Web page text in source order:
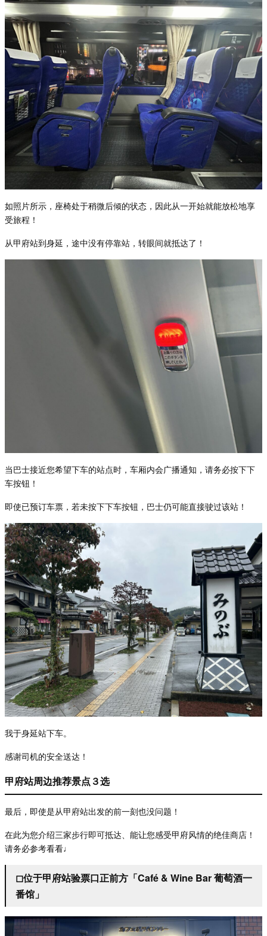
如照片所示，座椅处于稍微后倾的状态，因此从一开始就能放松地享
受旅程！
从甲府站到身延，途中没有停靠站， 转眼间就抵达了！
当巴士接近您希望下车的站点时，车厢内会广播通知，请务必按下下
车按钮！
即使已预订车票，若未按下下车按钮，巴士仍可能直接驶过该站！
我于身延站下车。
感谢司机的安全送达！
甲府站周边推荐景点３选
最后，即使是从甲府站出发的前一刻也没问题！
在此为您介绍三家步行即可抵达、能让您感受甲府风情的绝佳商店！
请务必参考看看♩
◻︎位于甲府站验票口正前方「Café & Wine Bar 葡萄酒一
番馆」